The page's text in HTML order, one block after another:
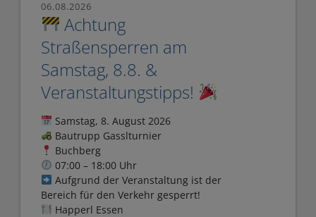
06.08.2026
Achtung
Straßensperren am
Samstag, 8.8. &
Veranstaltungstipps!
Samstag, 8. August 2026
Bautrupp Gasslturnier
Buchberg
07:00 – 18:00 Uhr
Aufgrund der Veranstaltung ist der
Bereich für den Verkehr gesperrt!
Happerl Essen